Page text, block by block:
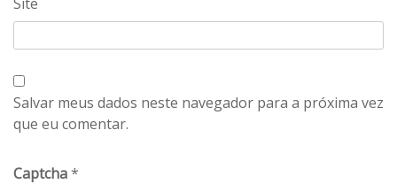
Salvar meus dados neste navegador para a próxima vez
que eu comentar.
Captcha*